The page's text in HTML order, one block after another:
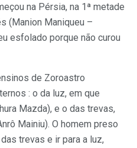
na Pérsia, na 1ª metade
(Manion Maniqueu –
esfolado porque não curou
de Zoroastro
: o da luz, em que
Mazda), e o das trevas,
Mainiu). O homem preso
trevas e ir para a luz,